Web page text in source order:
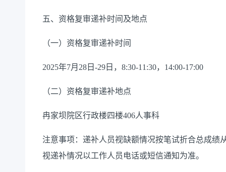
五、资格复审递补时间及地点
（一）资格复审递补时间
2025年7月28日-29日，8:30-11:30，14:00-17:00
（二）资格复审递补地点
冉家坝院区行政楼四楼406人事科
注意事项：递补人员视缺额情况按笔试折合总成绩
视递补情况以工作人员电话或短信通知为准。